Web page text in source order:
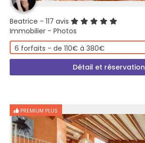
Beatrice - 117 avis
Immobilier - Photos
6 forfaits - de 110€ à 380€
Détail et réservation
PREMIUM PLUS